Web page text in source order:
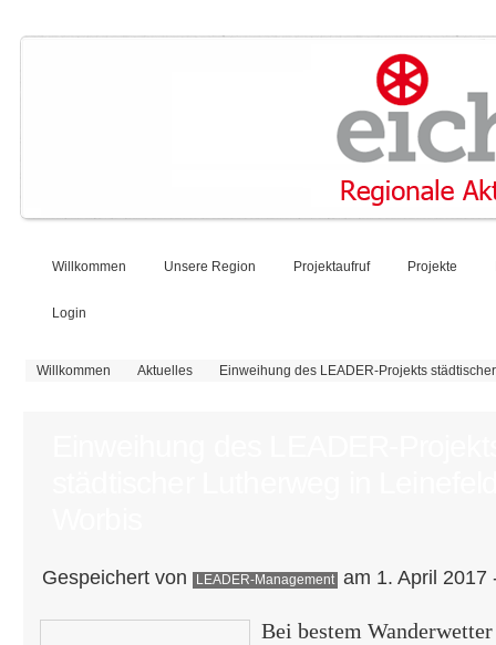
Willkommen Unsere Region Projektaufruf Projekte
Login
Sie sind hier
Willkommen Aktuelles Einweihung des LEADER-Projekts
Gespeichert von LEADER-Management am 1. April 2017
Bei bestem